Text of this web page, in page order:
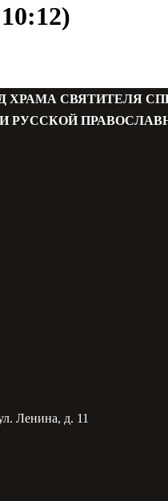
ХРАМА СВЯТИТЕЛЯ
Ленина, д. 11